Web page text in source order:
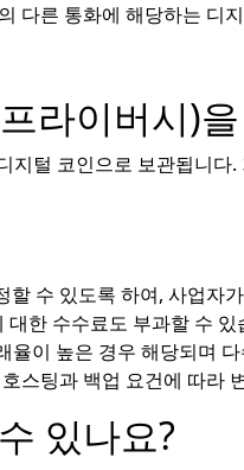
다른 통화에 해당하는 디
라이버시)
지털 코인으로 보관됩니다
수 있도록 하여, 사업자
한 수수료도 부과할 수
이 높은 경우 해당되며
스팅과 백업 요건에 따라
있나요?